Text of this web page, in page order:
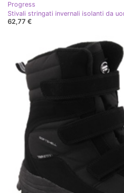
Progress
62,77 €